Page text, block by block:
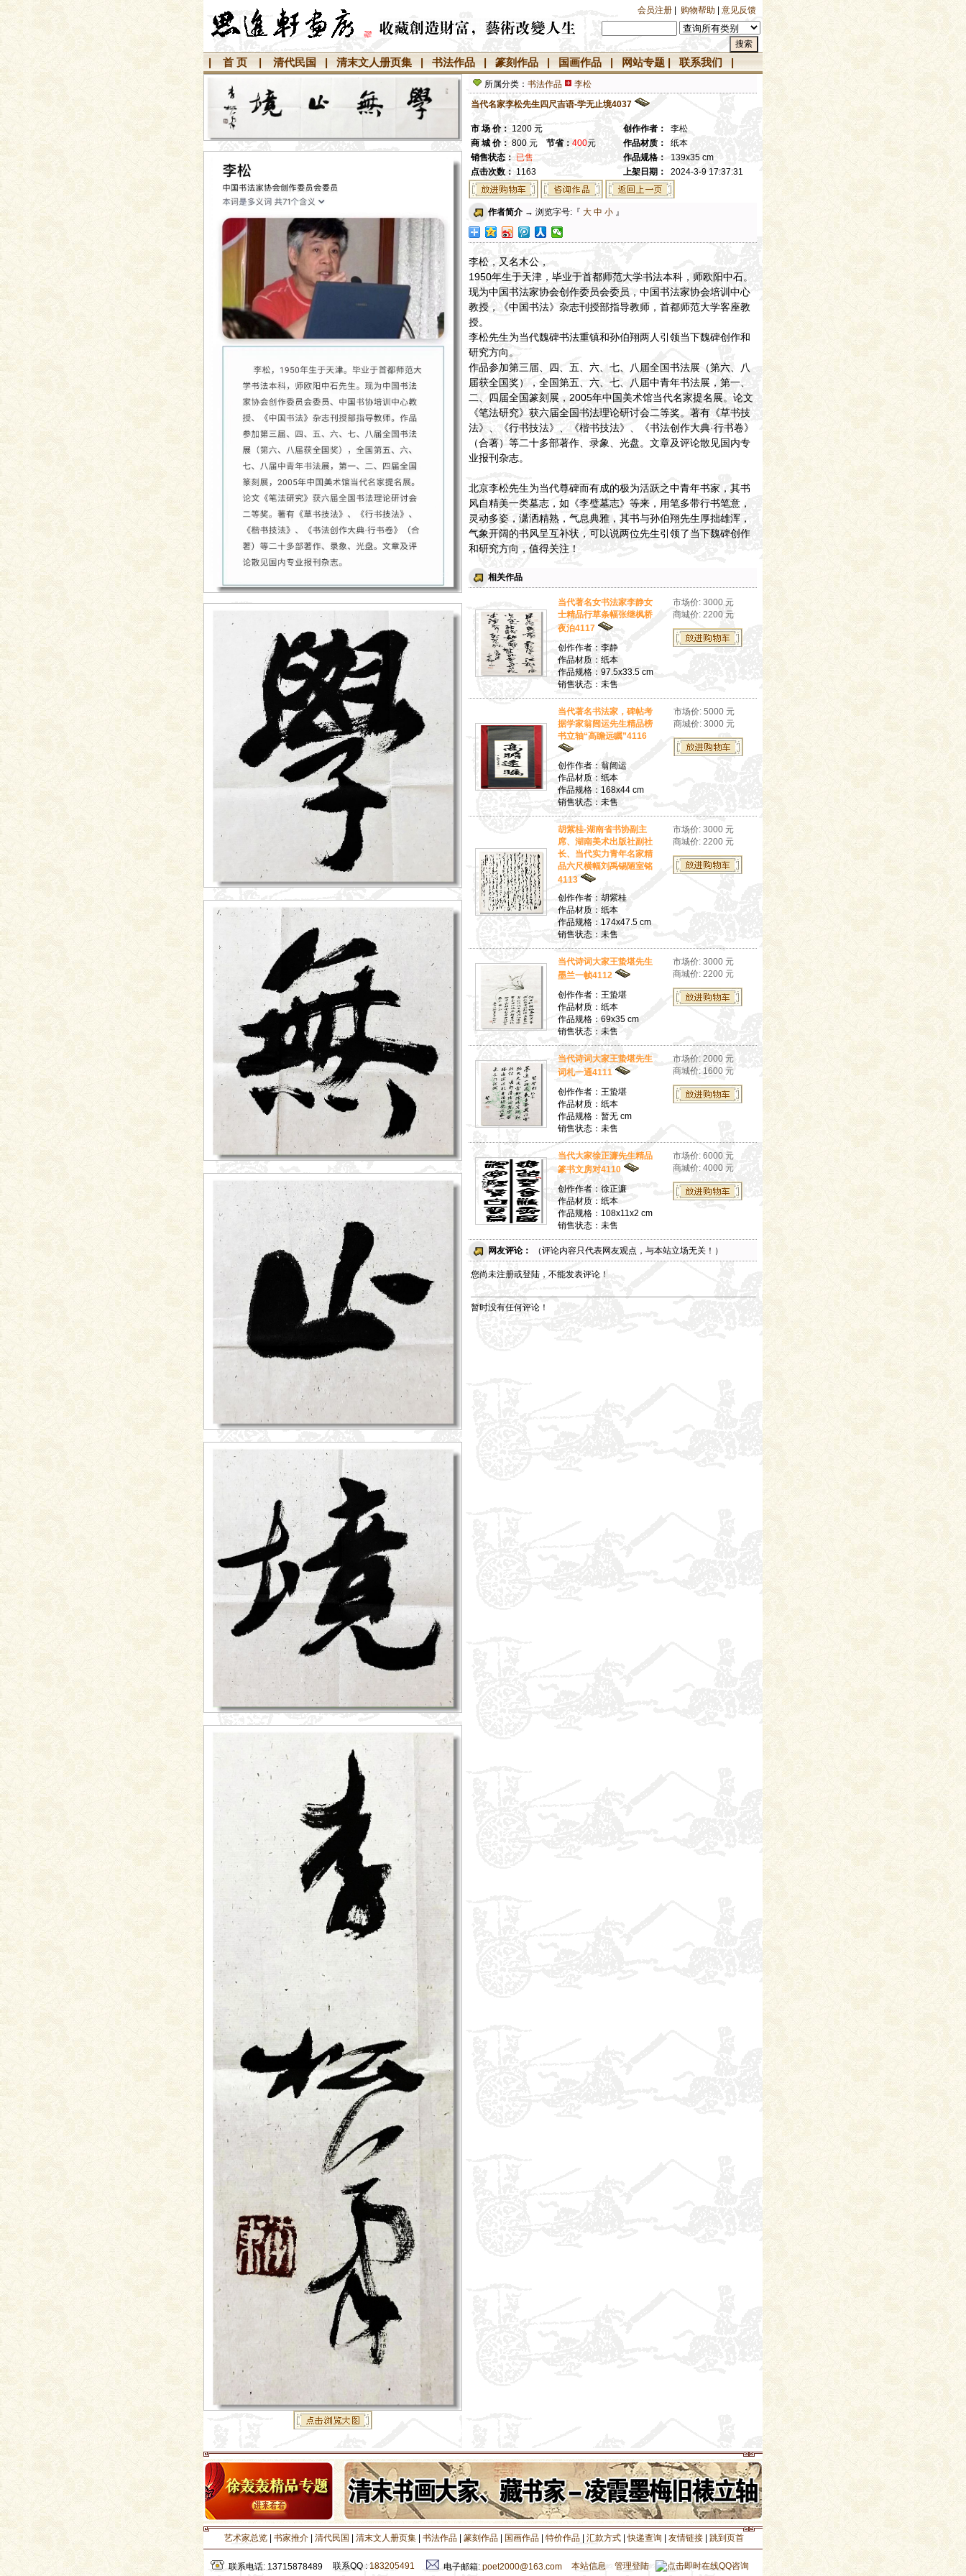
会员注册 购物帮助 意见反馈
首 页 清代民国 清末文人册页集 书法作品 篆刻作品 国画作品 网站专题 联系我们
所属分类： 书法作品
李松
当代名家李松先生四尺吉语-学无止境4037
市 场 价： 1200 元
商 城 价： 800 元 节省： 400元
销售状态： 已售
点击次数： 1163
创作作者：
李松
作品材质：
纸本
作品规格：
139x35 cm
上架日期：
2024-3-9 17:37:31
作者简介→ 浏览字号:『 大 中 小』
李松，又名木公，
1950年生于天津，毕业于首都师范大学书法本科，师欧阳中石。
现为中国书法家协会创作委员会委员，中国书法家协会培训中心
教授，《中国书法》杂志刊授部指导教师，首都师范大学客座教
授。
李松先生为当代魏碑书法重镇和孙伯翔两人引领当下魏碑创作和
研究方向。
作品参加第三届、四、五、六、七、八届全国书法展（第六、八
届获全国奖），全国第五、六、七、八届中青年书法展，第一、
二、四届全国篆刻展，2005年中国美术馆当代名家提名展。论文
《笔法研究》获六届全国书法理论研讨会二等奖。著有《草书技
法》、《行书技法》、《楷书技法》、《书法创作大典·行书卷》
（合著）等二十多部著作、录象、光盘。文章及评论散见国内专
业报刊杂志。
北京李松先生为当代尊碑而有成的极为活跃之中青年书家，其书
风自精美一类墓志，如《李璧墓志》等来，用笔多带行书笔意，
灵动多姿，潇洒精熟，气息典雅，其书与孙伯翔先生厚拙雄浑，
气象开阔的书风呈互补状，可以说两位先生引领了当下魏碑创作
和研究方向，值得关注！
相关作品
当代著名女书法家李静女
士精品行草条幅张继枫桥
夜泊4117
创作作者：李静
作品材质：纸本
作品规格：97.5x33.5 cm
销售状态：未售
市场价: 3000 元
商城价: 2200 元
当代著名书法家，碑帖考
据学家翁闿运先生精品榜
书立轴“高瞻远瞩”4116
创作作者：翁闿运
作品材质：纸本
作品规格：168x44 cm
销售状态：未售
市场价: 5000 元
商城价: 3000 元
胡紫桂-湖南省书协副主
席、湖南美术出版社副社
长、当代实力青年名家精
品六尺横幅刘禹锡陋室铭
4113
创作作者：胡紫桂
作品材质：纸本
作品规格：174x47.5 cm
销售状态：未售
市场价: 3000 元
商城价: 2200 元
当代诗词大家王蛰堪先生
墨兰一帧4112
创作作者：王蛰堪
作品材质：纸本
作品规格：69x35 cm
销售状态：未售
市场价: 3000 元
商城价: 2200 元
当代诗词大家王蛰堪先生
词札一通4111
创作作者：王蛰堪
作品材质：纸本
作品规格：暂无 cm
销售状态：未售
市场价: 2000 元
商城价: 1600 元
当代大家徐正濂先生精品
篆书文房对4110
创作作者：徐正濂
作品材质：纸本
作品规格：108x11x2 cm
销售状态：未售
市场价: 6000 元
商城价: 4000 元
网友评论： （评论内容只代表网友观点，与本站立场无关！）
您尚未注册或登陆，不能发表评论！
暂时没有任何评论！
艺术家总览 书家推介 清代民国 清末文人册页集 书法作品 篆刻作品 国画作品 特价作品 汇款方式 |快递查询 友情链接 跳到页首
联系电话: 13715878489 联系QQ : 183205491 电子邮箱: poet2000@163.com 本站信息 管理登陆